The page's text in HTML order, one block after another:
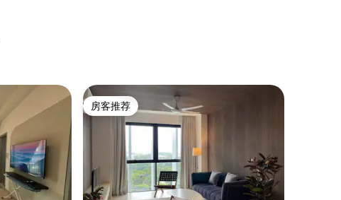
房客推荐
房客推荐